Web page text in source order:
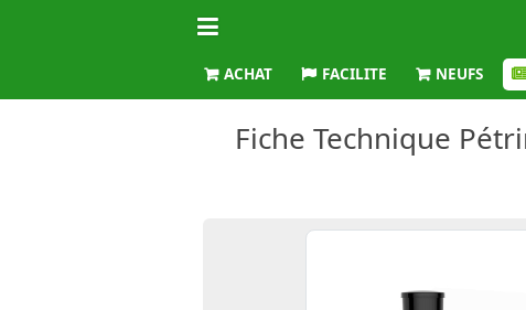
ACHAT FACILITE NEUFS
Fiche Technique